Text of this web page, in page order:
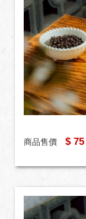
商品售價 $ 75